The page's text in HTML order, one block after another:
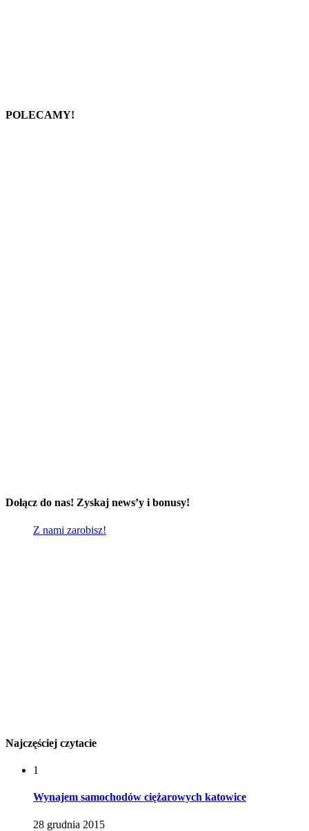
POLECAMY!
Dołącz do nas! Zyskaj news’y i bonusy!
Z nami zarobisz!
Najczęściej czytacie
1
Wynajem samochodów ciężarowych katowice
28 grudnia 2015